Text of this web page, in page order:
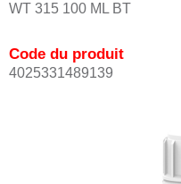
WT 315 100 ML BT
Code du produit
4025331489139